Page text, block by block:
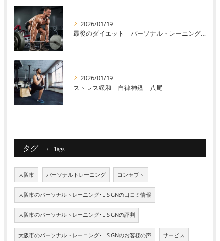
2026/01/19
最後のダイエット パーソナルトレーニング 八尾
2026/01/19
ストレス緩和 自律神経 八尾
タグ Tags
大阪市 パーソナルトレーニング コンセプト
大阪市のパーソナルトレーニング･LISIGNの口コミ情報
大阪市のパーソナルトレーニング･LISIGNの評判
大阪市のパーソナルトレーニング･LISIGNのお客様の声 サービス